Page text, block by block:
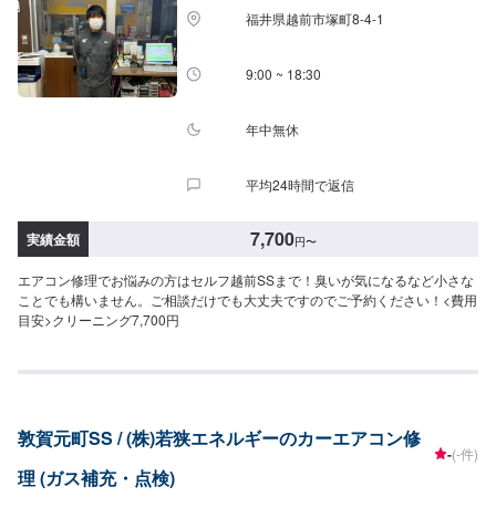
福井県越前市塚町8-4-1
9:00 ~ 18:30
年中無休
平均24時間で返信
実績金額 7,700円〜
エアコン修理でお悩みの方はセルフ越前SSまで！臭いが気になるなど小さな
ことでも構いません。ご相談だけでも大丈夫ですのでご予約ください！<費用
目安>クリーニング7,700円
敦賀元町SS / (株)若狭エネルギーのカーエアコン修
理 (ガス補充・点検)
-(-件)